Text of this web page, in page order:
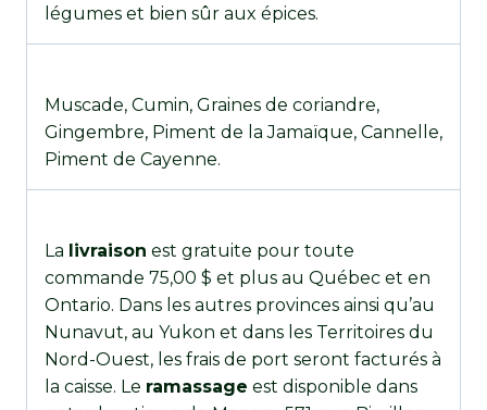
légumes et bien sûr aux épices.
Muscade, Cumin, Graines de coriandre,
Gingembre, Piment de la Jamaïque, Cannelle,
Piment de Cayenne.
La livraison est gratuite pour toute
commande 75,00 $ et plus au Québec et en
Ontario. Dans les autres provinces ainsi qu’au
Nunavut, au Yukon et dans les Territoires du
Nord-Ouest, les frais de port seront facturés à
la caisse. Le ramassage est disponible dans